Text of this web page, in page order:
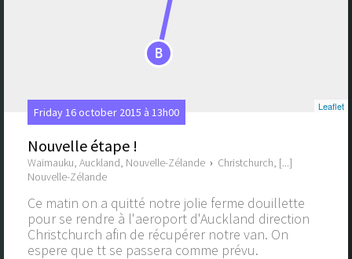
B
Leaflet
Friday 16 october 2015 à 13h00
Nouvelle étape !
Waimauku, Auckland, Nouvelle-Zélande › Christchurch, [...]
Nouvelle-Zélande
Ce matin on a quitté notre jolie ferme douillette
pour se rendre à l'aeroport d'Auckland direction
Christchurch afin de récupérer notre van. On
espere que tt se passera comme prévu.